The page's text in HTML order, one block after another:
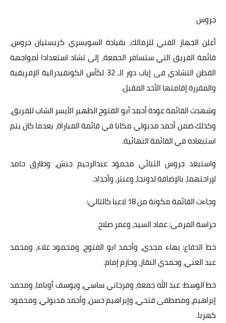
أخبار النجوم
أخبار العالم
جروس
أعلن الجهاز الفني للزمالك، بقيادة السويسري كريستيان جروس،
قائمة الفريق التي ستسافر الجمعة، إلى تشاد استعدادا لمواجهة
القطن التشادي فى إياب دور الـ 32 لكأس الكونفيدرالية الإفريقية
والمقررة إقامتها الأحد المقبل.
وشهدت القائمة عودة أحمد أبو الفتوح الظهير الأيسر الشاب للفريق،
وكذلك ضمن أحمد مدبولي مكانا في قائمة المباراة، بعدما كان يتم
استبعاده في القائمة النهائية.
واستبعد جروس الثنائي محمود عبدالرحيم جنش، وطارق حامد
لإراحتهما، بالإضافة لدونجا، وعنتر، وأحداد.
وجاءت القائمة مكونة من 18 لاعبا كالتالي:
حراسة المرمى: عماد السيد، وعمر صلاح
خط الدفاع: بهاء مجدي، وأحمد ابو الفتوح، ومحمود علاء، ومحمد
عبد الغني، وحمدي النقاز، وحازم إمام.
خط الوسط: عبد الله جمعة، وفرجاني ساسي، ويوسف أوباما، ومحمد
إبراهيم، ومصطفى فتحي، وإبراهيم حسن، وأحمد مدبولي، ومحمود
كهربا.